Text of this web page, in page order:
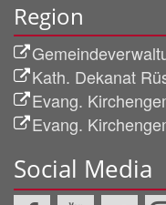
Region
Kath. Dekanat
Evang.
Evang.
Social Media